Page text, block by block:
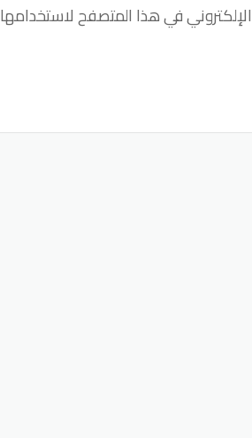
في هذا المتصفح لاستخدامها